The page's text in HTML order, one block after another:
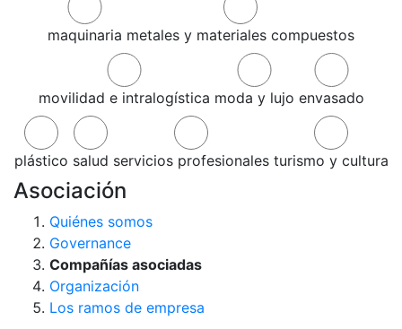
maquinaria metales y materiales compuestos
movilidad e intralogística moda y lujo envasado
plástico salud servicios profesionales turismo y cultura
Asociación
Quiénes somos
Governance
Compañías asociadas
Organización
Los ramos de empresa